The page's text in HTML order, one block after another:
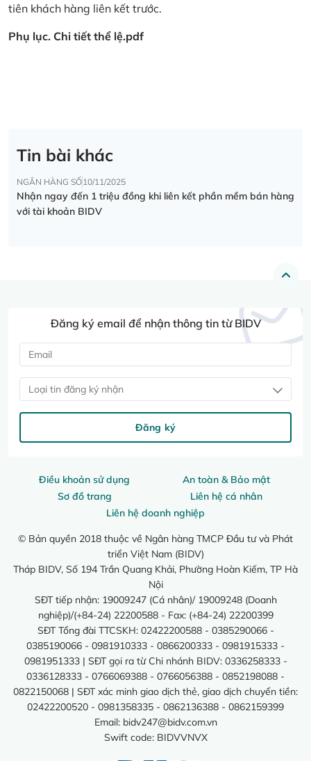
tiên khách hàng liên kết trước.
Phụ lục. Chi tiết thể lệ.pdf
Tin bài khác
NGÂN HÀNG SỐ10/11/2025
Nhận ngay đến 1 triệu đồng khi liên kết phần mềm bán hàng
với tài khoản BIDV
Điều khoản sử dụng
An toàn & Bảo mật
Sơ đồ trang
Liên hệ cá nhân
Liên hệ doanh nghiệp
© Bản quyền 2018 thuộc về Ngân hàng TMCP Đầu tư và Phát
triển Việt Nam (BIDV)
Tháp BIDV, Số 194 Trần Quang Khải, Phường Hoàn Kiếm, TP Hà
Nội
SĐT tiếp nhận: 19009247 (Cá nhân)/ 19009248 (Doanh
nghiệp)/(+84-24) 22200588 - Fax: (+84-24) 22200399
SĐT Tổng đài TTCSKH: 02422200588 - 0385290066 -
0385190066 - 0981910333 - 0866200333 - 0981915333 -
0981951333 | SĐT gọi ra từ Chi nhánh BIDV: 0336258333 -
0336128333 - 0766069388 - 0766056388 - 0852198088 -
0822150068 | SĐT xác minh giao dịch thẻ, giao dịch chuyển tiền:
02422200520 - 0981358335 - 0862136388 - 0862159399
Email: bidv247@bidv.com.vn
Swift code: BIDVVNVX
Đăng ký email để nhận thông tin từ BIDV
Loại tin đăng ký nhận
Đăng ký